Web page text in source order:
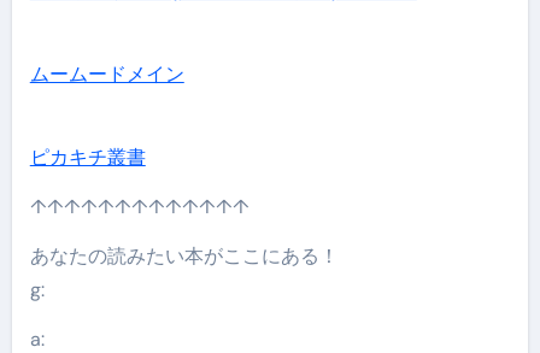
ムームードメイン
ピカキチ叢書
↑↑↑↑↑↑↑↑↑↑↑↑↑
あなたの読みたい本がここにある！
g:
a: